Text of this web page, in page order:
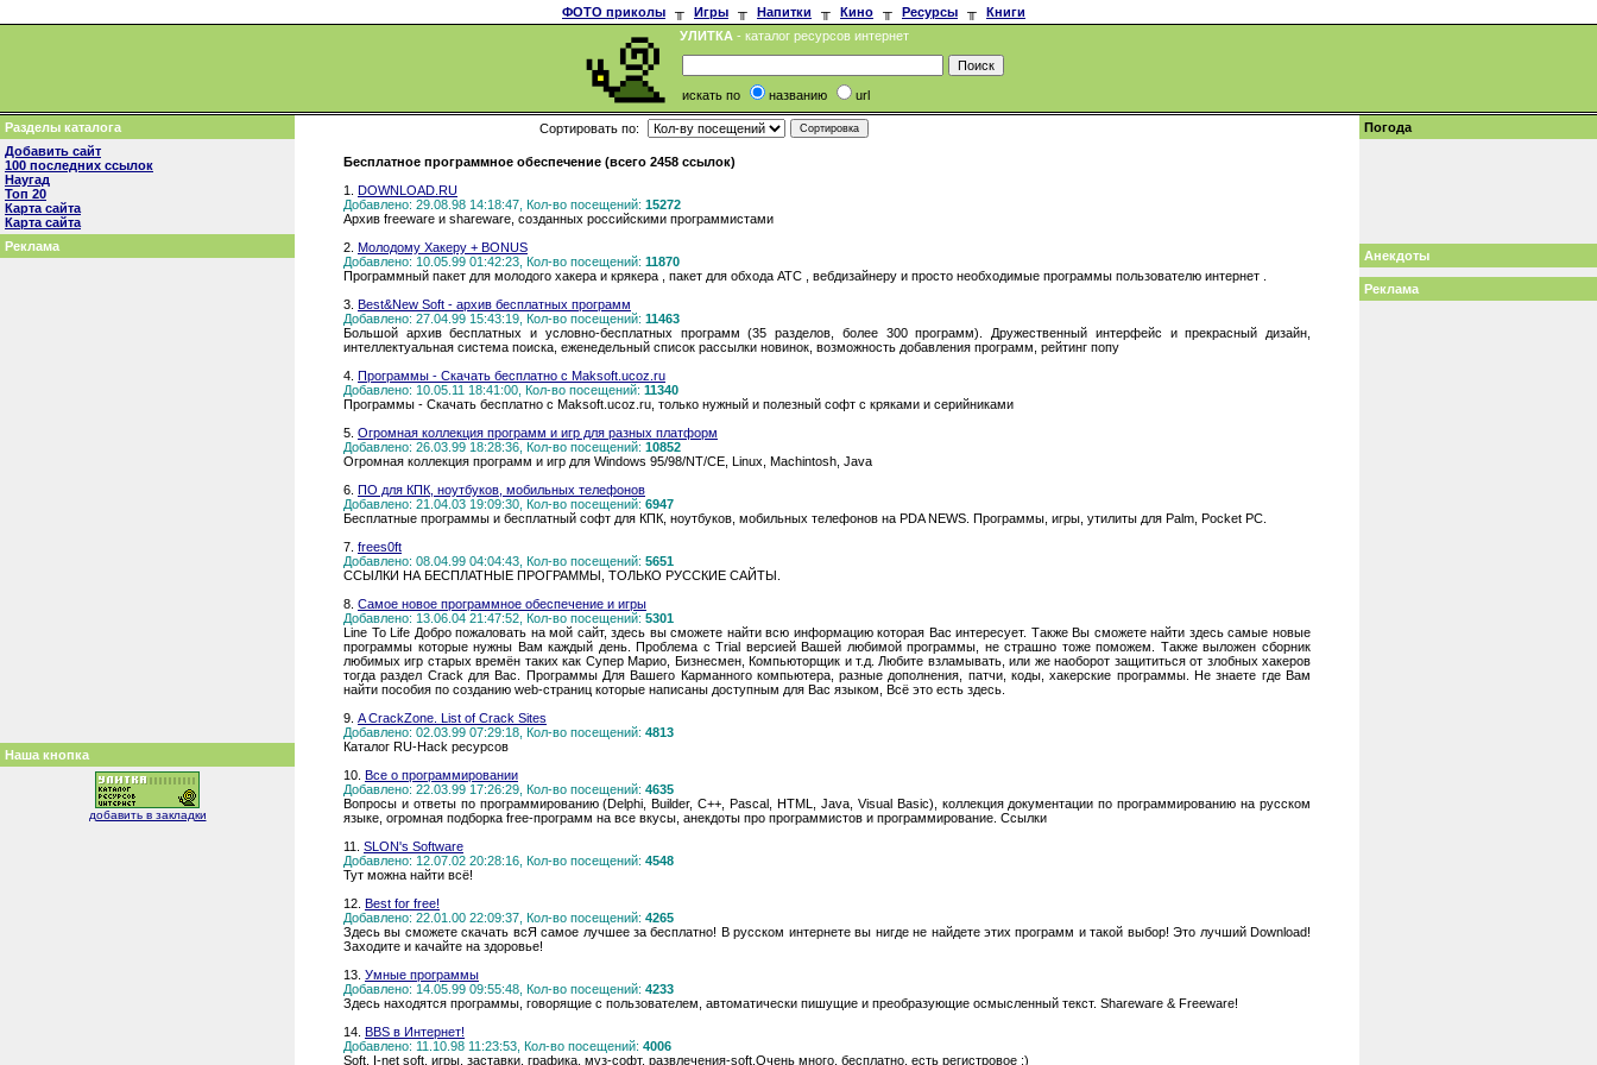
ФОТО приколы ╥ Игры ╥ Напитки ╥ Кино ╥ Ресурсы ╥
Книги
УЛИТКА - каталог ресурсов интернет
искать по названию url
Разделы каталога
Добавить сайт
100 последних ссылок
Наугад
Топ 20
Карта сайта
Карта сайта
Реклама
Наша кнопка
добавить в закладки
Сортировать по:
Бесплатное программное обеспечение (всего 2458 ссылок)
1. DOWNLOAD.RU
Добавлено: 29.08.98 14:18:47, Кол-во посещений: 15272
Архив freeware и shareware, созданных российскими программистами
2. Молодому Хакеру + BONUS
Добавлено: 10.05.99 01:42:23, Кол-во посещений: 11870
Программный пакет для молодого хакера и крякера , пакет для обхода АТС , вебдизайнеру и просто необходимые программы пользователю интернет .
3. Best&New Soft - архив бесплатных программ
Добавлено: 27.04.99 15:43:19, Кол-во посещений: 11463
Большой архив бесплатных и условно-бесплатных программ (35 разделов, более 300 программ). Дружественный интерфейс и прекрасный дизайн,
интеллектуальная система поиска, еженедельный список рассылки новинок, возможность добавления программ, рейтинг попу
4. Программы - Скачать бесплатно c Maksoft.ucoz.ru
Добавлено: 10.05.11 18:41:00, Кол-во посещений: 11340
Программы - Скачать бесплатно c Maksoft.ucoz.ru, только нужный и полезный софт с кряками и серийниками
5. Огромная коллекция программ и игр для разных платформ
Добавлено: 26.03.99 18:28:36, Кол-во посещений: 10852
Огромная коллекция программ и игр для Windows 95/98/NT/CE, Linux, Machintosh, Java
6. ПО для КПК, ноутбуков, мобильных телефонов
Добавлено: 21.04.03 19:09:30, Кол-во посещений: 6947
Бесплатные программы и бесплатный софт для КПК, ноутбуков, мобильных телефонов на PDA NEWS. Программы, игры, утилиты для Palm, Pocket PC.
7. frees0ft
Добавлено: 08.04.99 04:04:43, Кол-во посещений: 5651
ССЫЛКИ НА БЕСПЛАТНЫЕ ПРОГРАММЫ, ТОЛЬКО РУССКИЕ САЙТЫ.
8. Самое новое программное обеспечение и игры
Добавлено: 13.06.04 21:47:52, Кол-во посещений: 5301
Line To Life Добро пожаловать на мой сайт, здесь вы сможете найти всю информацию которая Вас интересует. Также Вы сможете найти здесь самые новые
программы которые нужны Вам каждый день. Проблема с Trial версией Вашей любимой программы, не страшно тоже поможем. Также выложен сборник
любимых игр старых времён таких как Супер Марио, Бизнесмен, Компьюторщик и т.д. Любите взламывать, или же наоборот защититься от злобных хакеров
тогда раздел Crack для Вас. Программы Для Вашего Карманного компьютера, разные дополнения, патчи, коды, хакерские программы. Не знаете где Вам
найти пособия по созданию web-страниц которые написаны доступным для Вас языком, Всё это есть здесь.
9. A CrackZone. List of Crack Sites
Добавлено: 02.03.99 07:29:18, Кол-во посещений: 4813
Каталог RU-Hack ресурсов
10. Все о программировании
Добавлено: 22.03.99 17:26:29, Кол-во посещений: 4635
Вопросы и ответы по программированию (Delphi, Builder, C++, Pascal, HTML, Java, Visual Basic), коллекция документации по программированию на русском
языке, огромная подборка free-программ на все вкусы, анекдоты про программистов и программирование. Ссылки
11. SLON's Software
Добавлено: 12.07.02 20:28:16, Кол-во посещений: 4548
Тут можна найти всё!
12. Best for free!
Добавлено: 22.01.00 22:09:37, Кол-во посещений: 4265
Здесь вы сможете скачать всЯ самое лучшее за бесплатно! В русском интернете вы нигде не найдете этих программ и такой выбор! Это лучший Download!
Заходите и качайте на здоровье!
13. Умные программы
Добавлено: 14.05.99 09:55:48, Кол-во посещений: 4233
Здесь находятся программы, говорящие с пользователем, автоматически пишущие и преобразующие осмысленный текст. Shareware & Freeware!
14. BBS в Интернет!
Добавлено: 11.10.98 11:23:53, Кол-во посещений: 4006
Soft, I-net soft, игры, заставки, графика, муз-софт, развлечения-soft.Очень много, бесплатно, есть регистровое :)
Погода
Анекдоты
Реклама